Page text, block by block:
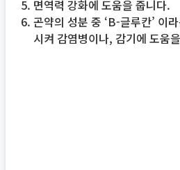
면역력 강화에 도움을 줍니다.
곤약의 성분 중 ‘B-글루칸’ 이
시켜 감염병이나, 감기에 도움